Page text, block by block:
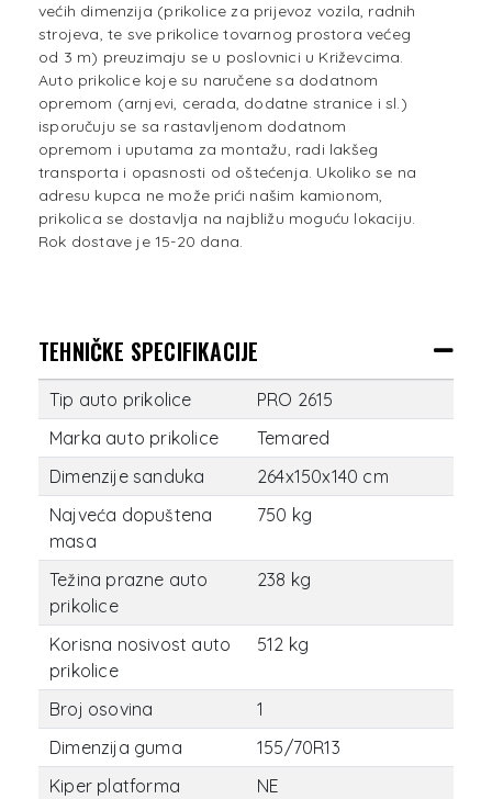
većih dimenzija (prikolice za prijevoz vozila, radnih
strojeva, te sve prikolice tovarnog prostora većeg
od 3 m) preuzimaju se u poslovnici u Križevcima.
Auto prikolice koje su naručene sa dodatnom
opremom (arnjevi, cerada, dodatne stranice i sl.)
isporučuju se sa rastavljenom dodatnom
opremom i uputama za montažu, radi lakšeg
transporta i opasnosti od oštećenja. Ukoliko se na
adresu kupca ne može prići našim kamionom,
prikolica se dostavlja na najbližu moguću lokaciju.
Rok dostave je 15-20 dana.
TEHNIČKE SPECIFIKACIJE
Tip auto prikolice
PRO 2615
Marka auto prikolice
Temared
Dimenzije sanduka
264x150x140 cm
Najveća dopuštena
masa
750 kg
Težina prazne auto
prikolice
238 kg
Korisna nosivost auto
prikolice
512 kg
Broj osovina
1
Dimenzija guma
155/70R13
Kiper platforma
NE